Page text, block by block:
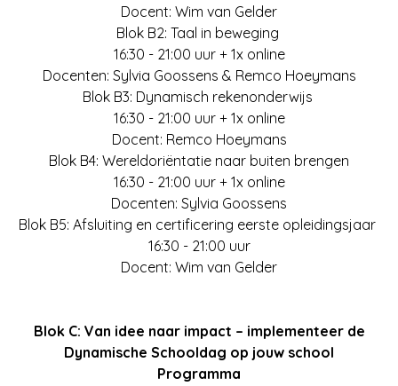
Docent: Wim van Gelder
Blok B2: Taal in beweging
16:30 - 21:00 uur + 1x online
Docenten: Sylvia Goossens & Remco Hoeymans
Blok B3: Dynamisch rekenonderwijs
16:30 - 21:00 uur + 1x online
Docent: Remco Hoeymans
Blok B4: Wereldoriëntatie naar buiten brengen
16:30 - 21:00 uur + 1x online
Docenten: Sylvia Goossens
Blok B5: Afsluiting en certificering eerste opleidingsjaar
16:30 - 21:00 uur
Docent: Wim van Gelder
Blok C: Van idee naar impact – implementeer de
Dynamische Schooldag op jouw school
Programma